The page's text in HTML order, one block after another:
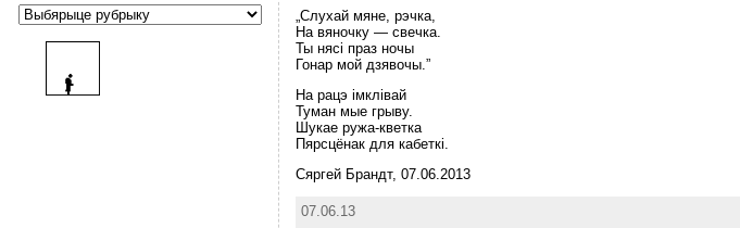
„Слухай мяне, рэчка,
На вяночку — свечка.
Ты нясi праз ночы
Гонар мой дзявочы.”
На рацэ iмклiвай
Туман мые грыву.
Шукае ружа-кветка
Пярсцёнак для кабеткi.
Сяргей Брандт, 07.06.2013
07.06.13